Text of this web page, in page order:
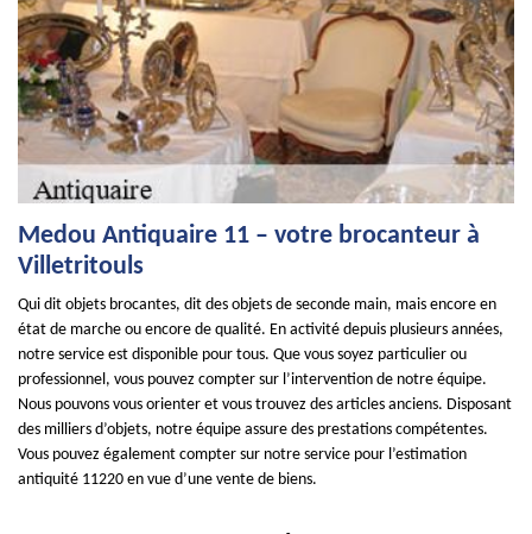
Medou Antiquaire 11 – votre brocanteur à
Villetritouls
Qui dit objets brocantes, dit des objets de seconde main, mais encore en
état de marche ou encore de qualité. En activité depuis plusieurs années,
notre service est disponible pour tous. Que vous soyez particulier ou
professionnel, vous pouvez compter sur l’intervention de notre équipe.
Nous pouvons vous orienter et vous trouvez des articles anciens. Disposant
des milliers d’objets, notre équipe assure des prestations compétentes.
Vous pouvez également compter sur notre service pour l’estimation
antiquité 11220 en vue d’une vente de biens.